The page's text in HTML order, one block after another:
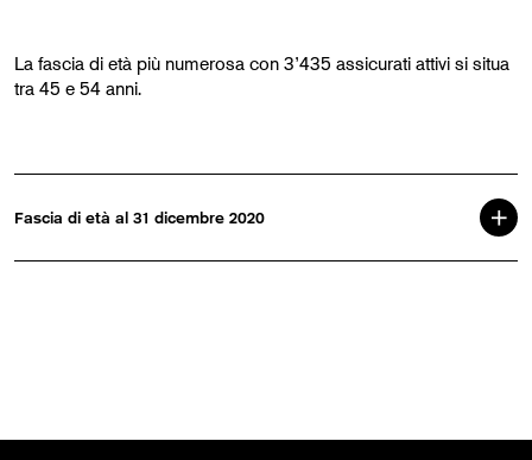
La fascia di età più numerosa con 3’435 assicurati attivi si situa
tra 45 e 54 anni.
Fascia di età al 31 dicembre 2020